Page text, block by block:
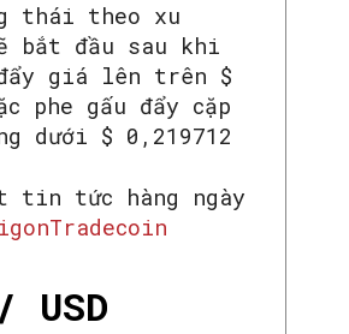
thái theo xu
bắt đầu sau khi
giá lên trên $
phe gấu đẩy cặp
dưới $ 0,219712
tin tức hàng ngày
USD